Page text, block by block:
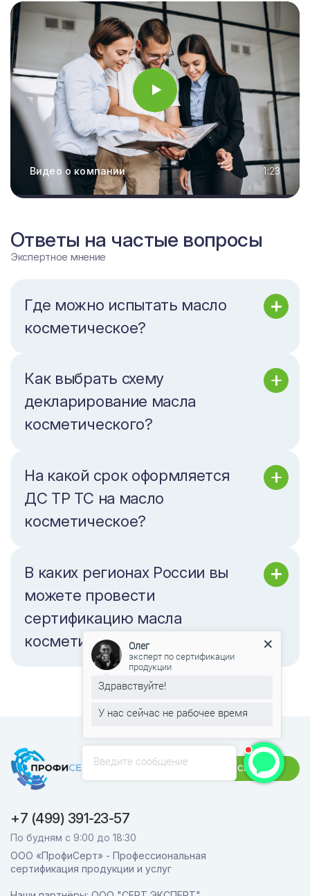
Видео о компании 1:23
Ответы на частые вопросы
Экспертное мнение
Где можно испытать масло
косметическое?
Как выбрать схему
декларирование масла
косметического?
На какой срок оформляется
ДС ТР ТС на масло
косметическое?
В каких регионах России вы
можете провести
сертификацию масла
косметического?
+7 (499) 391-23-57
По будням с 9:00 до 18:30
ООО «ПрофиСерт» - Профессиональная
сертификация продукции и услуг
Связаться
Введите сообщение
Олег
эксперт по сертификации
продукции
Здравствуйте!
У нас сейчас не рабочее время